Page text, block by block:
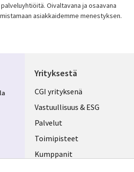
Oivaltavana ja osaavana
asiakkaidemme menestyksen.
Yrityksestä
Useful
links
FINLAND
CGI yrityksenä
Vastuullisuus & ESG
Palvelut
Toimipisteet
Kumppanit